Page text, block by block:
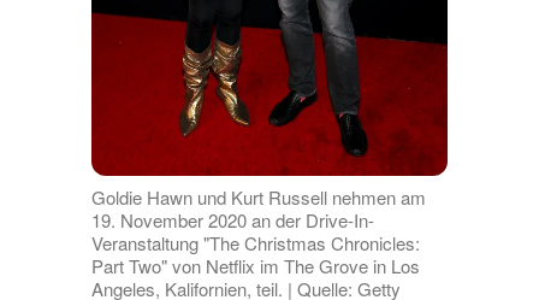
Goldie Hawn und Kurt Russell nehmen am
19. November 2020 an der Drive-In-
Veranstaltung "The Christmas Chronicles:
Part Two" von Netflix im The Grove in Los
Angeles, Kalifornien, teil. | Quelle: Getty